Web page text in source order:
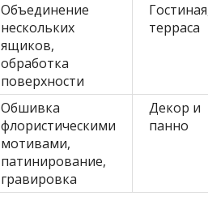
Объединение
нескольких
ящиков,
обработка
поверхности
терраса
Обшивка
флористическими
мотивами,
патинирование,
гравировка
Декор и
панно